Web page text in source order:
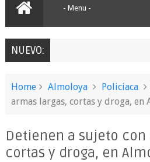
NUEVO:
Home Almoloya Policiaca
armas largas, cortas y droga, en
Detienen a sujeto con
cortas y droga, en